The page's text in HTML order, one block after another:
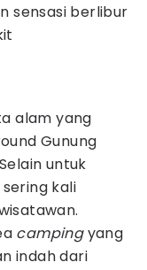
sensasi berlibur
alam yang
Gunung
untuk
kali
campingyang
indah dari